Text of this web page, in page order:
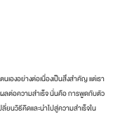
เองอย่างต่อเนื่องเป็นสิ่งสำคัญ แต่เรา
ต่อความสำเร็จ นั่นคือ การพูดกับตัว
ยนวิธีคิดและนำไปสู่ความสำเร็จใน